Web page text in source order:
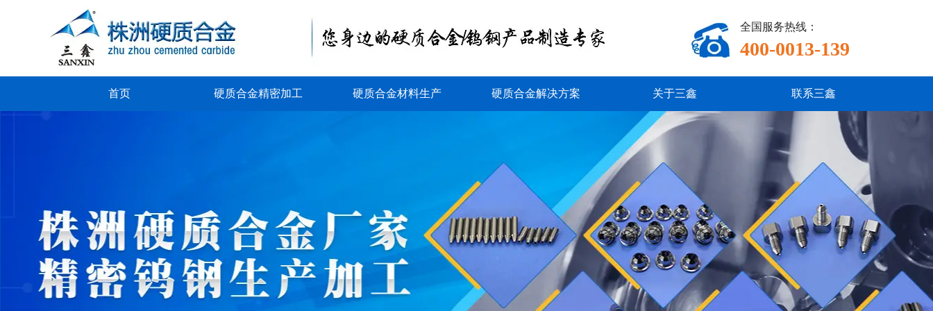
全国服务热线：
400-0013-139
首页 硬质合金精密加工 硬质合金材料生产 硬质合金解决方案 关于三鑫 联系三鑫